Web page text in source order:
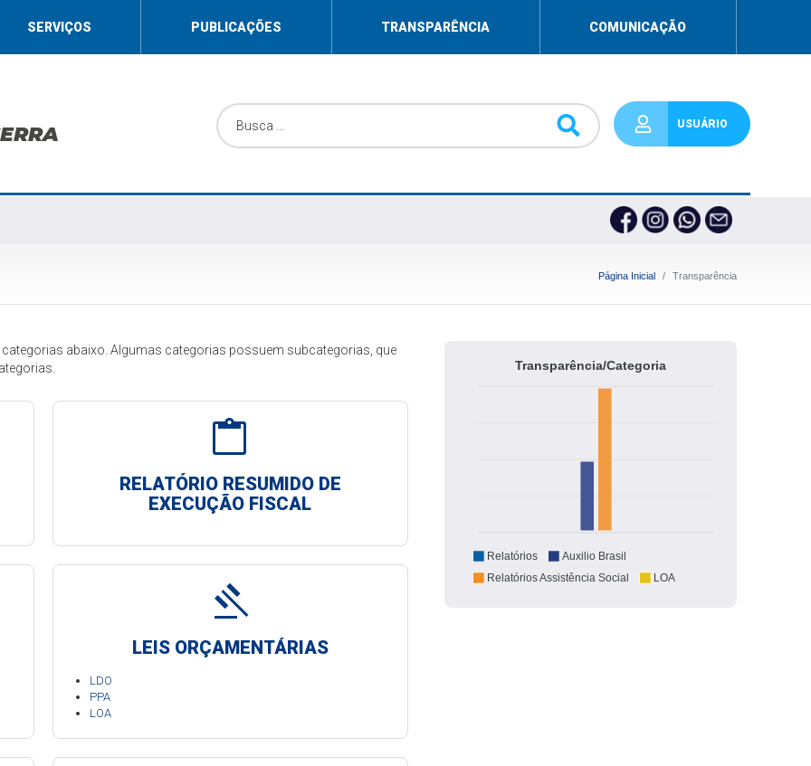
SERVIÇOS PUBLICAÇÕES TRANSPARÊNCIA COMUNICAÇÃO
USUÁRIO
Página Inicial Transparência
abaixo. Algumas categorias possuem subcategorias, que
content_paste
RELATÓRIO RESUMIDO DE
EXECUÇÃO FISCAL
gavel
LEIS ORÇAMENTÁRIAS
LDO
PPA
LOA
Transparência/Categoria
Relatórios
Auxilio Brasil
Relatórios Assistência Social
LOA